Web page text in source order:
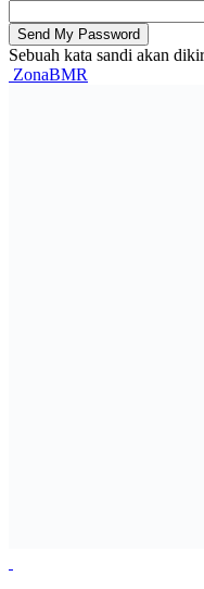
Sebuah kata sandi akan
ZonaBMR